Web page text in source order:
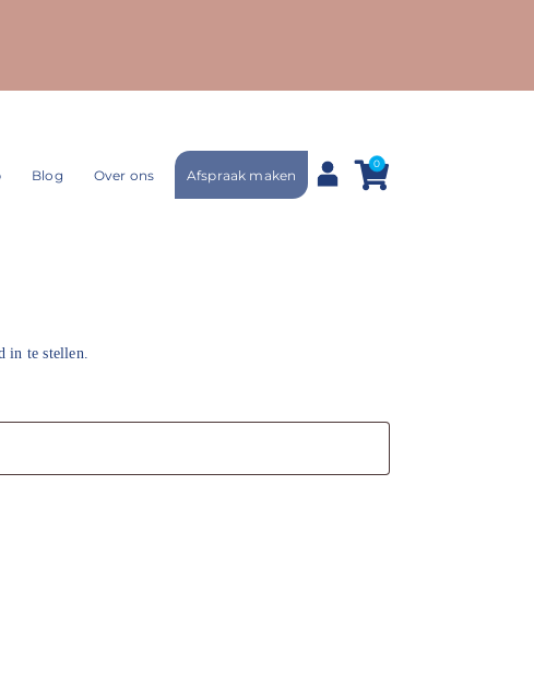
Blog Over ons Afspraak maken
0
in te stellen.